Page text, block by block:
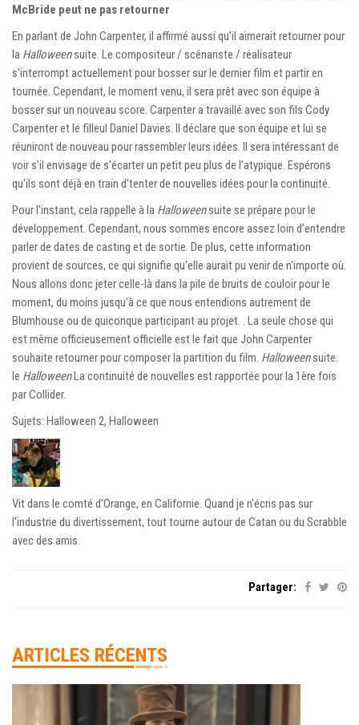
McBride peut ne pas retourner
En parlant de John Carpenter, il affirmé aussi qu'il aimerait retourner pour
la Halloweensuite. Le compositeur / scénariste / réalisateur
s'interrompt actuellement pour bosser sur le dernier film et partir en
tournée. Cependant, le moment venu, il sera prêt avec son équipe à
bosser sur un nouveau score. Carpenter a travaillé avec son fils Cody
Carpenter et le filleul Daniel Davies. Il déclare que son équipe et lui se
réuniront de nouveau pour rassembler leurs idées. Il sera intéressant de
voir s'il envisage de s'écarter un petit peu plus de l'atypique. Espérons
qu'ils sont déjà en train d'tenter de nouvelles idées pour la continuité.
Pour l'instant, cela rappelle à la Halloweensuite se prépare pour le
développement. Cependant, nous sommes encore assez loin d’entendre
parler de dates de casting et de sortie. De plus, cette information
provient de sources, ce qui signifie qu'elle aurait pu venir de n'importe où.
Nous allons donc jeter celle-là dans la pile de bruits de couloir pour le
moment, du moins jusqu'à ce que nous entendions autrement de
Blumhouse ou de quiconque participant au projet. . La seule chose qui
est même officieusement officielle est le fait que John Carpenter
souhaite retourner pour composer la partition du film. Halloweensuite.
le HalloweenLa continuité de nouvelles est rapportée pour la 1ère fois
par Collider.
Sujets: Halloween 2, Halloween
Vit dans le comté d'Orange, en Californie. Quand je n'écris pas sur
l'industrie du divertissement, tout tourne autour de Catan ou du Scrabble
avec des amis.
Partager:
ARTICLES RÉCENTS